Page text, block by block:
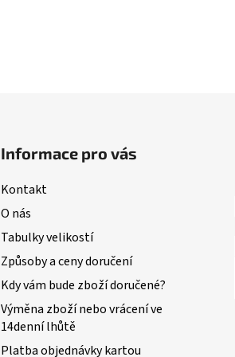
Informace pro vás
Kontakt
O nás
Tabulky velikostí
Způsoby a ceny doručení
Kdy vám bude zboží doručené?
Výměna zboží nebo vrácení ve
14denní lhůtě
Platba objednávky kartou